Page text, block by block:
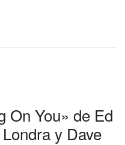
On You» de Ed
y Dave